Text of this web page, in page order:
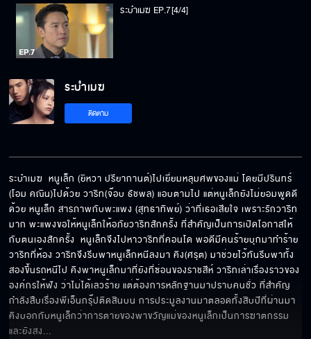
ระบำเมฆ EP.7[4/4]
ระบำเมฆ
ติดตาม
ระบำเมฆ  หนูเล็ก (ยิหวา ปรียากานต์)ไปเยี่ยมหลุมศพของแม่ โดยมีปรินทร์
(โอม คณิน)ไปด้วย วาริท(จ๊อบ ธัชพล) แอบตามไป แต่หนูเล็กยังไม่ยอมพูดดี
ด้วย หนูเล็ก สารภาพกับพะแพง (สุทธาทิพย์) ว่าที่เธอเสียใจ เพราะรักวาริท
มาก พะแพงขอให้หนูเล็กให้อภัยวาริทสักครั้ง ที่สำคัญเป็นการเปิดโอกาสให้
กับตนเองสักครั้ง  หนูเล็กจึงไปหาวาริทที่คอนโด พอดีมีคนร้ายบุกมาทำร้าย
วาริทที่ห้อง วาริทจึงรีบพาหนูเล็กหนีลงมา คิง(ศรุต) มาช่วยไว้ทันรีบพาทั้ง
สองขึ้นรถหนีไป คิงพาหนูเล็กมาที่ยังที่ซ่อนของราชสีห์ วาริทเล่าเรื่องราวของ
องค์กรให้ฟัง ว่าไม่ได้เลวร้าย แต่ต้องการหลักฐานมาปราบคนชั่ว ที่สำคัญ
กำลังสืบเรื่องพีเอ็นกรุ๊ปติดสินบน การประมูลงานมาตลอดทั้งสิบปีที่ผ่านมา
คิงบอกกับหนูเล็กว่าการตายของพาขวัญแม่ของหนูเล็กเป็นการฆาตกรรม
และยังสง...